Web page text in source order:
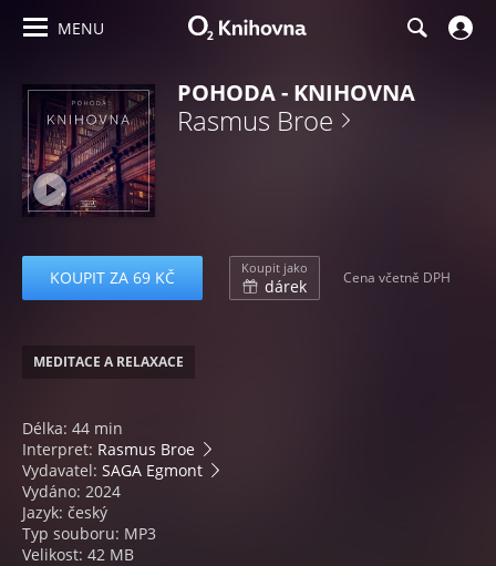
MENU
POHODA - KNIHOVNA
Rasmus Broe
KOUPIT ZA 69 KČ Koupit jako
dárek Cena včetně DPH
MEDITACE A RELAXACE
Délka: 44 min
Interpret: Rasmus Broe
Vydavatel: SAGA Egmont
Vydáno: 2024
Jazyk: český
Typ souboru: MP3
Velikost: 42 MB